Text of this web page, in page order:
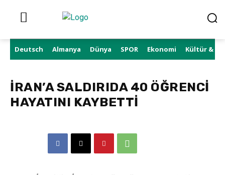
Deutsch Almanya Dünya SPOR Ekonomi Kültür &
İRAN’A SALDIRIDA 40 ÖĞRENCİ
HAYATINI KAYBETTİ